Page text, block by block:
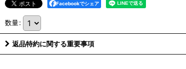
Facebookでシェア
数量:
返品特約に関する重要事項